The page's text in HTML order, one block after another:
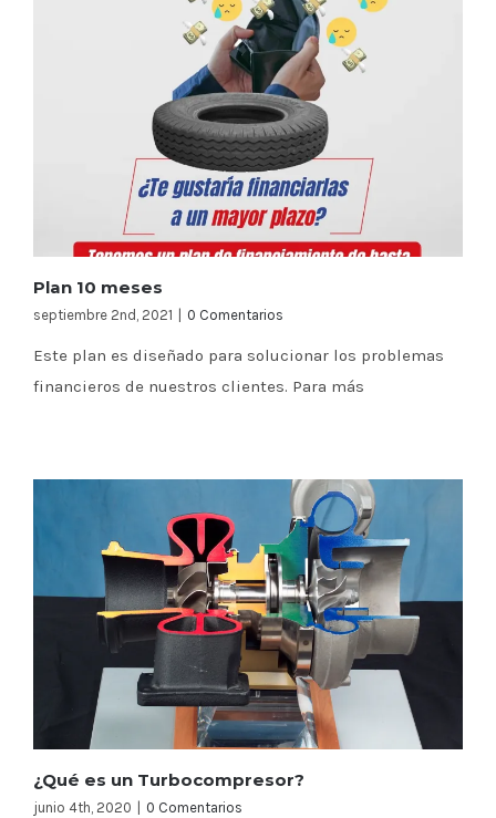
Plan 10 meses
septiembre 2nd, 2021 0 Comentarios
Este plan es diseñado para solucionar los problemas
financieros de nuestros clientes. Para más
¿Qué es un Turbocompresor?
junio 4th, 2020 0 Comentarios